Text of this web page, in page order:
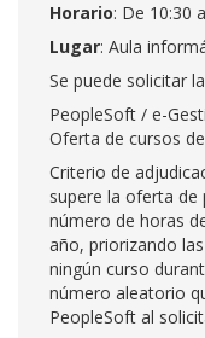
Horario: De 10:30
Lugar: Aula
Se puede solicitar
PeopleSoft / e-
Oferta de cursos
Criterio de
supere la oferta de
número de horas
año, priorizando
ningún curso
número aleatorio
PeopleSoft al